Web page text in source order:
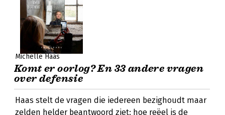
Michelle Haas
Komt er oorlog? En 33 andere vragen
over defensie
Haas stelt de vragen die iedereen bezighoudt maar
zelden helder beantwoord ziet: hoe reëel is de